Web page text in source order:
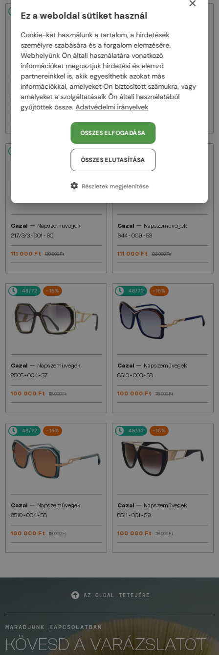
48/72 -16%
Cazal—Napszemüvegek
8505 - 001 - 57
48/72
Cazal—Napszemüvegek
186/3 - 001 - 59
Cazal — Napszemüvegek
217/3/3 - 001 - 60
111 000 Ft 130 000 Ft
48/72 -10%
Cazal — Napszemüvegek
644 - 009 - 53
111 000 Ft 123 000 Ft
48/72 -15%
Cazal — Napszemüvegek
8505 - 004 - 57
100 000 Ft 118 000 Ft
48/72 -15%
Cazal — Napszemüvegek
8510 - 003 - 58
100 000 Ft 118 000 Ft
48/72 -15%
Cazal — Napszemüvegek
8510 - 004 - 58
100 000 Ft 118 000 Ft
48/72 -15%
Cazal — Napszemüvegek
8511 - 001 - 59
100 000 Ft 118 000 Ft
AZ OLDAL TETEJÉRE
MARADJUNK KAPCSOLATBAN
KÖVESD A VARÁZSLATOT
Ez a weboldal sütiket használ
Cookie-kat használunk a tartalom, a hirdetések
személyre szabására és a forgalom elemzésére.
Webhelyünk Ön általi használatára vonatkozó
információkat megosztjuk hirdetési és elemző
partnereinkkel is, akik egyesíthetik azokat más
információkkal, amelyeket Ön biztosított számukra, vagy
amelyeket a szolgáltatásaik Ön általi használatából
gyűjtöttek össze.Adatvédelmi irányelvek
ÖSSZES ELFOGADÁSA
ÖSSZES ELUTASÍTÁSA
Részletek megjelenítése